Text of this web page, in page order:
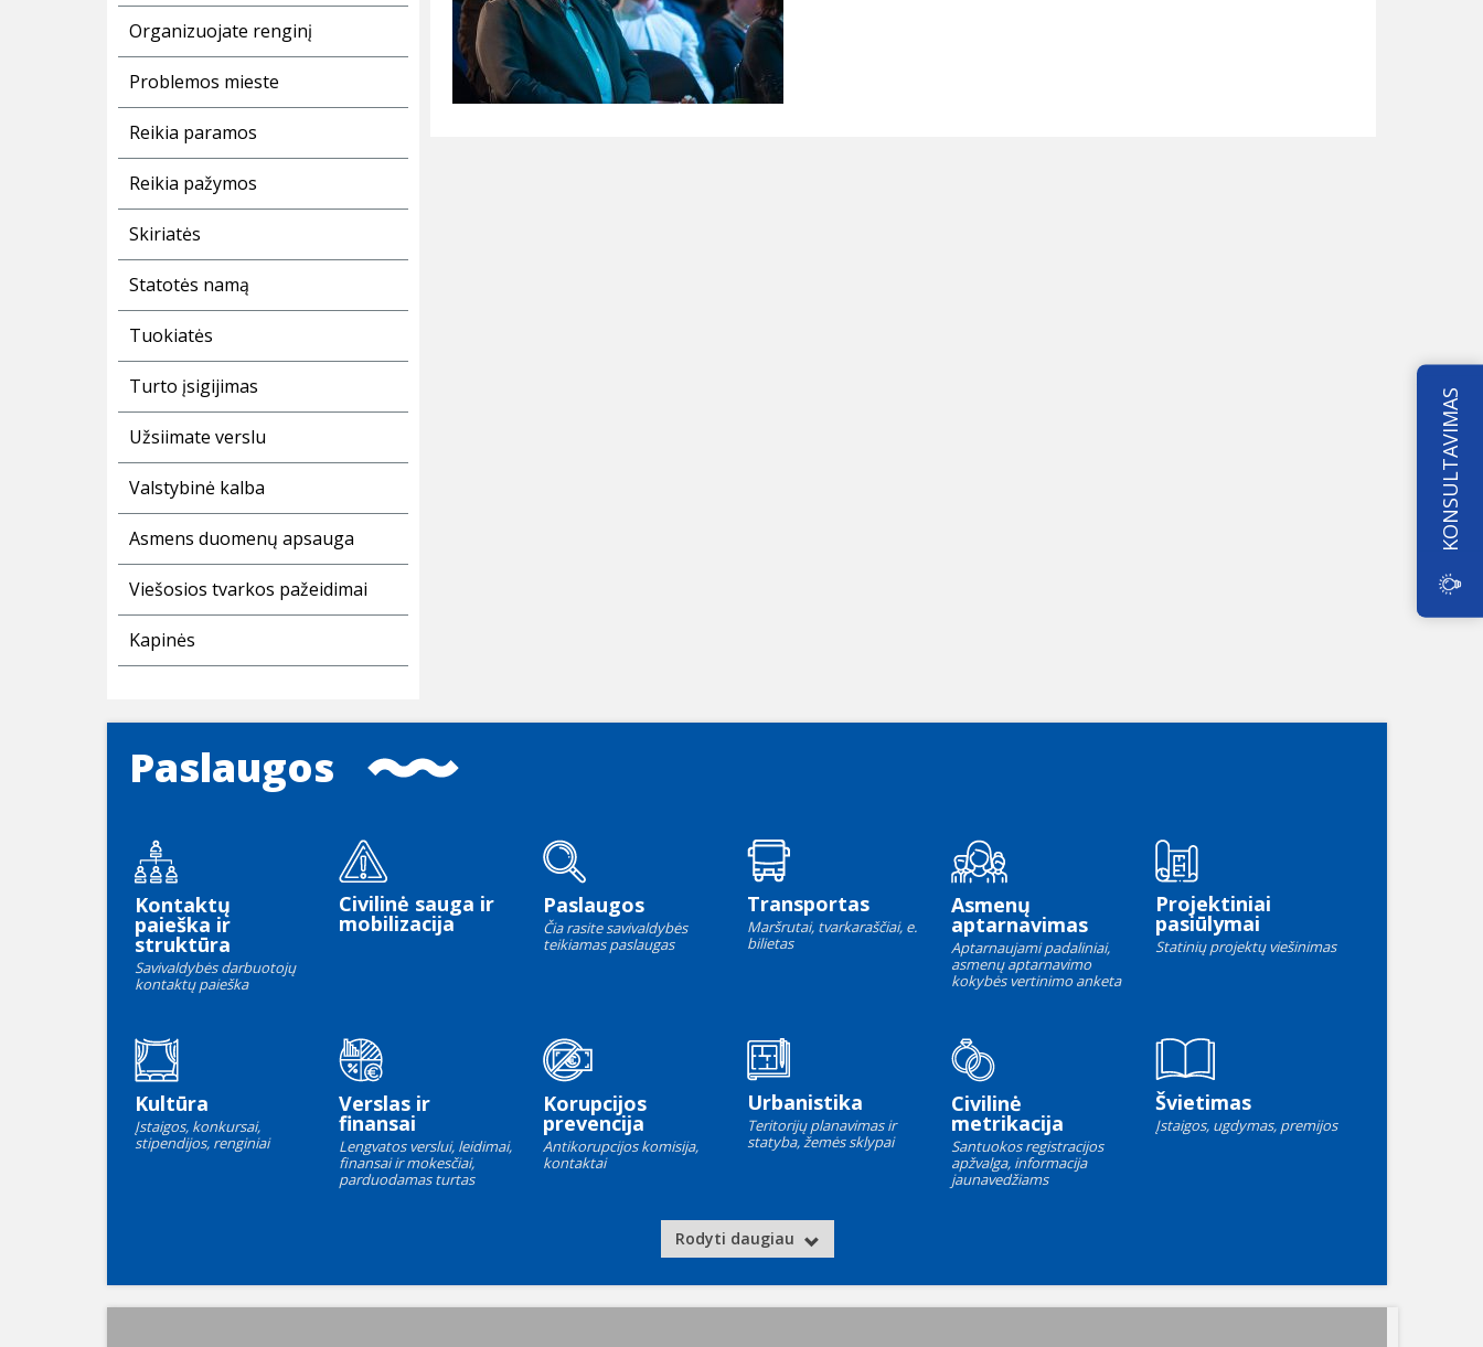
Organizuojate renginį
Problemos mieste
Reikia paramos
Reikia pažymos
Skiriatės
Statotės namą
Tuokiatės
Turto įsigijimas
Užsiimate verslu
Valstybinė kalba
Asmens duomenų apsauga
Viešosios tvarkos pažeidimai
Kapinės
Paslaugos
Kontaktų
paieška ir
struktūra
Savivaldybės darbuotojų
kontaktų paieška
Civilinė sauga ir
mobilizacija
Paslaugos
Čia rasite savivaldybės
teikiamas paslaugas
Transportas
Maršrutai, tvarkaraščiai, e.
bilietas
Asmenų
aptarnavimas
Aptarnaujami padaliniai,
asmenų aptarnavimo
kokybės vertinimo anketa
Projektiniai
pasiūlymai
Statinių projektų viešinimas
Kultūra
Įstaigos, konkursai,
stipendijos, renginiai
Verslas ir
finansai
Lengvatos verslui, leidimai,
finansai ir mokesčiai,
parduodamas turtas
Korupcijos
prevencija
Antikorupcijos komisija,
kontaktai
Urbanistika
Teritorijų planavimas ir
statyba, žemės sklypai
Civilinė
metrikacija
Santuokos registracijos
apžvalga, informacija
jaunavedžiams
Švietimas
Įstaigos, ugdymas, premijos
Rodyti daugiau
KONSULTAVIMAS